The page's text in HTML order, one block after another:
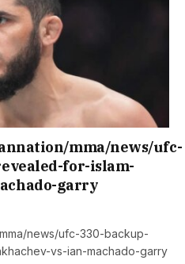
mma/news/ufc-
for-islam-
garry
news/ufc-330-backup-
vs-ian-machado-garry